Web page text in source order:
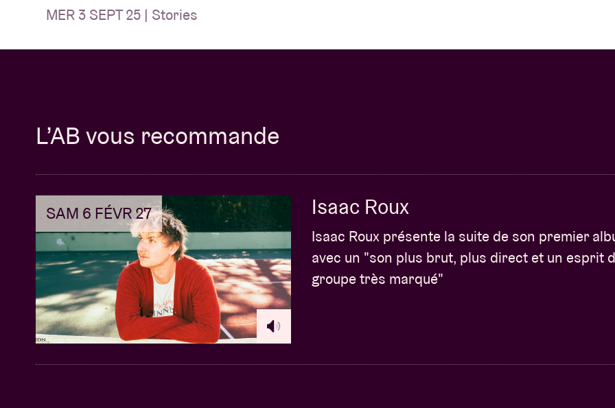
MER 3 SEPT 25 | Stories
L’AB vous recommande
SAM 6 FÉVR 27 Isaac Roux
Isaac Roux présente la suite de son premier
avec un "son plus brut, plus direct et un esprit
groupe très marqué"